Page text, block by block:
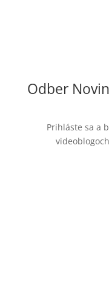
Odber
Prihláste sa a